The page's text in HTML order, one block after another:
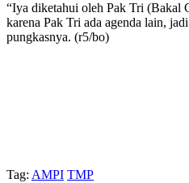
“Iya diketahui oleh Pak Tri (Bakal
karena Pak Tri ada agenda lain,
pungkasnya. (r5/bo)
Tag: AMPI TMP